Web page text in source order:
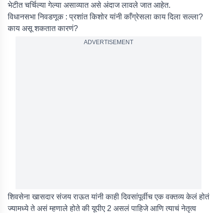
भेटीत चर्चिल्या गेल्या असाव्यात असे अंदाज लावले जात आहेत.
विधानसभा निवडणूक : प्रशांत किशोर यांनी काँग्रेसला काय दिला सल्ला?
काय असू शकतात कारणं?
ADVERTISEMENT
शिवसेना खासदार संजय राऊत यांनी काही दिवसांपूर्वीच एक वक्तव्य केलं होतं
ज्यामध्ये ते असं म्हणाले होते की यूपीए 2 असलं पाहिजे आणि त्याचं नेतृत्व